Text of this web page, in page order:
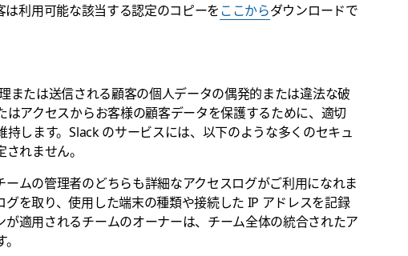
利用可能な該当する認定のコピーをここからダウンロードで
または送信される顧客の個人データの偶発的または違法な破
アクセスからお客様の顧客データを保護するために、適切
します。Slack のサービスには、以下のような多くのセキュ
れません。
ームの管理者のどちらも詳細なアクセスログがご利用になれま
を取り、使用した端末の種類や接続した IP アドレスを記録
が適用されるチームのオーナーは、チーム全体の統合されたア